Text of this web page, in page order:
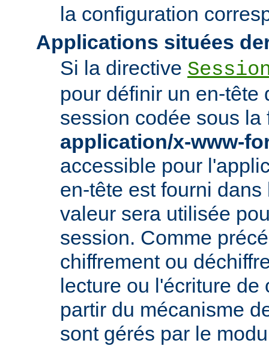
la configuration
Applications situées
Si la directive
pour définir un en-tête
session codée sous
application/x-www-
accessible pour
en-tête est fourni
valeur sera utilisée
session. Comme
chiffrement ou
lecture ou l'écriture de
partir du mécanisme
sont gérés par le